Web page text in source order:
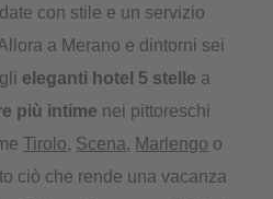
con stile e un servizio
a Merano e dintorni sei
eleganti hotel 5 stelle a
più intime nei pittoreschi
Tirolo, Scena, Marlengo o
ciò che rende una vacanza